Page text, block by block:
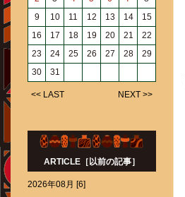
9
10 11 12 13 14
15
16
17 18 19 20 21
22
23
24 25 26 27 28
29
30
31
<< LAST NEXT >>
ARTICLE［以前の記事］
2026年08月 [6]